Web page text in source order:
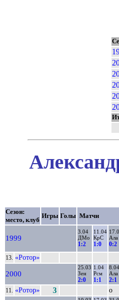
Сезон:
место, клуб
Игры Голы Матчи
1999
3.04
ДМо
1:2
11.04
КрС
1:0
Ала
0:2
13. «Ротор»
2000
25.03
Зен
2:0
1.04
Рсм
1:1
8.04
Ала
2:1
11. «Ротор» 3 о